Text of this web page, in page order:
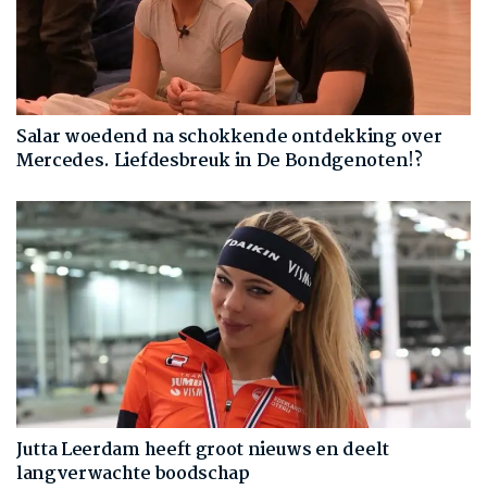
Salar woedend na schokkende ontdekking over
Mercedes. Liefdesbreuk in De Bondgenoten!?
Jutta Leerdam heeft groot nieuws en deelt
langverwachte boodschap